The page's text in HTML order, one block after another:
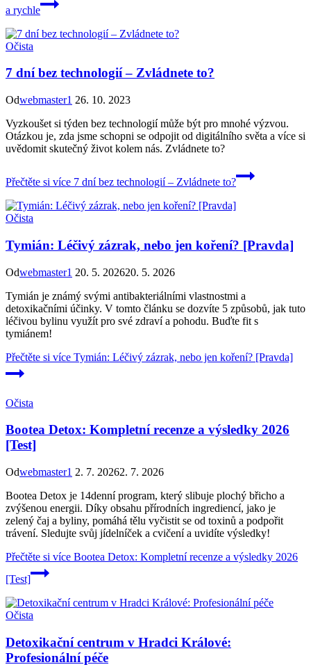
a rychle
Očista
7 dní bez technologií – Zvládnete to?
Odwebmaster1 26. 10. 2023
Vyzkoušet si týden bez technologií může být pro mnohé výzvou.
Otázkou je, zda jsme schopni se odpojit od digitálního světa a více si
uvědomit skutečný život kolem nás. Zvládnete to?
Přečtěte si více 7 dní bez technologií – Zvládnete to?
Očista
Tymián: Léčivý zázrak, nebo jen koření? [Pravda]
Odwebmaster1 20. 5. 202620. 5. 2026
Tymián je známý svými antibakteriálními vlastnostmi a
detoxikačními účinky. V tomto článku se dozvíte 5 způsobů, jak tuto
léčivou bylinu využít pro své zdraví a pohodu. Buďte fit s
tymiánem!
Přečtěte si více Tymián: Léčivý zázrak, nebo jen koření? [Pravda]
Očista
Bootea Detox: Kompletní recenze a výsledky 2026
[Test]
Odwebmaster1 2. 7. 20262. 7. 2026
Bootea Detox je 14denní program, který slibuje plochý břicho a
zvýšenou energii. Díky obsahu přírodních ingrediencí, jako je
zelený čaj a byliny, pomáhá tělu vyčistit se od toxinů a podpořit
trávení. Sledujte svůj jídelníček a cvičení a uvidíte výsledky!
Přečtěte si více Bootea Detox: Kompletní recenze a výsledky 2026
[Test]
Očista
Detoxikační centrum v Hradci Králové:
Profesionální péče